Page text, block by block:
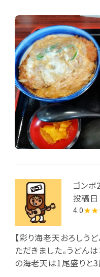
りですが、食べ終わる
1,000円以下で、かつ
がたいです。
ゴンボ
投稿
4.0
【彩り海老天おろしう
ただきました。うどん
の海老天は1尾盛りと